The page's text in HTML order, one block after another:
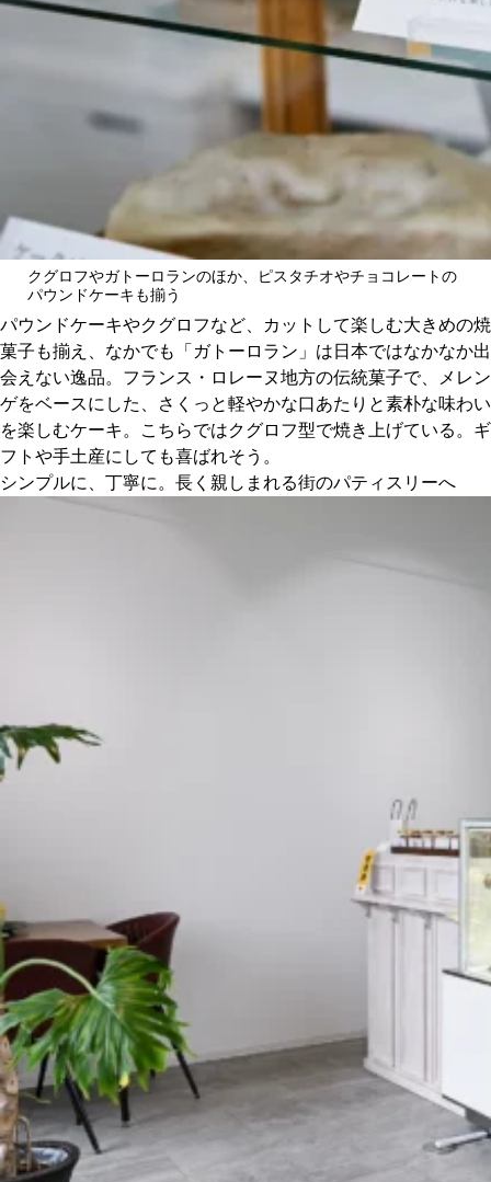
クグロフやガトーロランのほか、ピスタチオやチョコレートの
パウンドケーキも揃う
パウンドケーキやクグロフなど、カットして楽しむ大きめの焼
菓子も揃え、なかでも「ガトーロラン」は日本ではなかなか出
会えない逸品。フランス・ロレーヌ地方の伝統菓子で、メレン
ゲをベースにした、さくっと軽やかな口あたりと素朴な味わい
を楽しむケーキ。こちらではクグロフ型で焼き上げている。ギ
フトや手土産にしても喜ばれそう。
シンプルに、丁寧に。長く親しまれる街のパティスリーへ